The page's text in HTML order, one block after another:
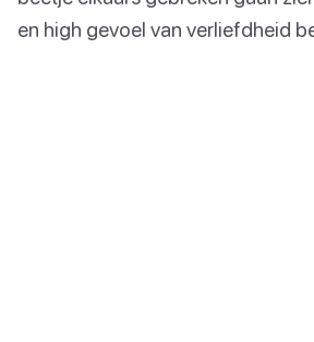
en high gevoel van verliefdheid